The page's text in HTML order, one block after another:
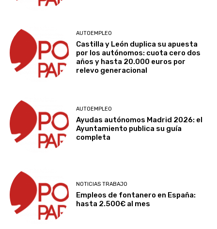
AUTOEMPLEO
Castilla y León duplica su apuesta
por los autónomos: cuota cero dos
años y hasta 20.000 euros por
relevo generacional
AUTOEMPLEO
Ayudas autónomos Madrid 2026: el
Ayuntamiento publica su guía
completa
NOTICIAS TRABAJO
Empleos de fontanero en España:
hasta 2.500€ al mes